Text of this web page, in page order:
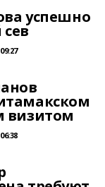
успешно
визитом